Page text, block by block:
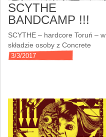
SCYTHE
BANDCAMP !!!
SCYTHE – hardcore Toruń – w
składzie osoby z Concrete
3/3/2017